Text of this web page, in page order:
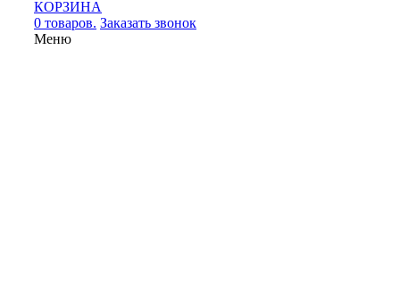
КОРЗИНА
0 товаров. Заказать звонок
Меню